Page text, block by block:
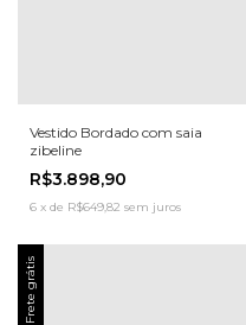
Vestido Bordado com saia
zibeline
R$3.898,90
6 x de R$649,82 sem juros
Frete grátis